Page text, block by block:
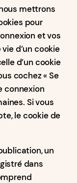
mettrons
pour
et vos
d’un cookie
d’un cookie
cochez « Se
connexion
Si vous
le cookie de
un
dans